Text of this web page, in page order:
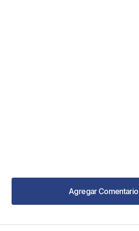
Agregar Comentario
Agregar Comentario